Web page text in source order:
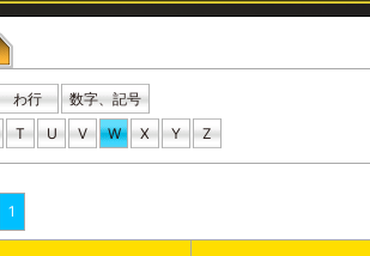
わ行
数字、記号
T U V W X Y Z
1